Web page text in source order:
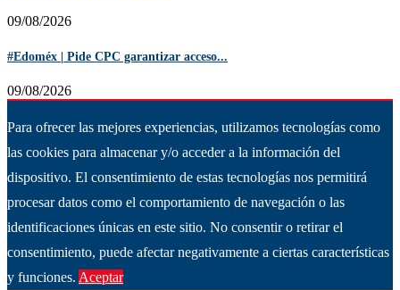
09/08/2026
#Edoméx | Pide CPC garantizar acceso...
09/08/2026
Para ofrecer las mejores experiencias, utilizamos tecnologías como
las cookies para almacenar y/o acceder a la información del
dispositivo. El consentimiento de estas tecnologías nos permitirá
procesar datos como el comportamiento de navegación o las
identificaciones únicas en este sitio. No consentir o retirar el
consentimiento, puede afectar negativamente a ciertas características
y funciones. Aceptar